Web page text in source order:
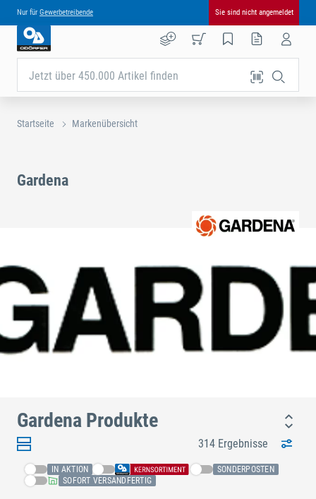
Nur für Gewerbetreibende Sie sind nicht angemeldet
Jetzt über 450.000 Artikel finden
Startseite Markenübersicht
Gardena
Gardena Produkte
314 Ergebnisse
IN AKTION
SONDERPOSTEN
SOFORT VERSANDFERTIG